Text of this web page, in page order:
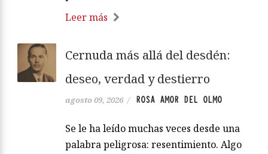
Leer más
Cernuda más allá del desdén:
deseo, verdad y destierro
agosto 09, 2026 / ROSA AMOR DEL OLMO
Se le ha leído muchas veces desde una
palabra peligrosa: resentimiento. Algo